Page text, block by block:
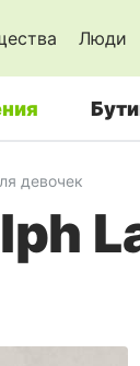
Люди
девочек